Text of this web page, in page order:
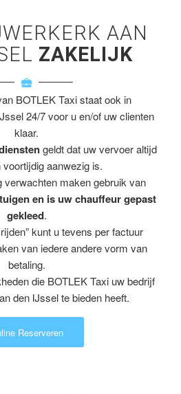
AAN
ZAKELIJK
BOTLEK Taxi staat ook in
24/7 voor u en/of uw clienten
klaar.
geldt dat uw vervoer altijd
voortijdig aanwezig is.
verwachten maken gebruik van
en is uw chauffeur gepast
gekleed.
kunt u tevens per factuur
van iedere andere vorm van
betaling.
die BOTLEK Taxi uw bedrijf
den IJssel te bieden heeft.
Reserveren